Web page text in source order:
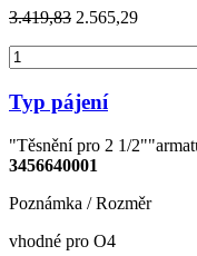
3.419,83 2.565,29
Typ pájení
"Těsnění pro 2 1/
3456640001
Poznámka / Rozměr
vhodné pro O4